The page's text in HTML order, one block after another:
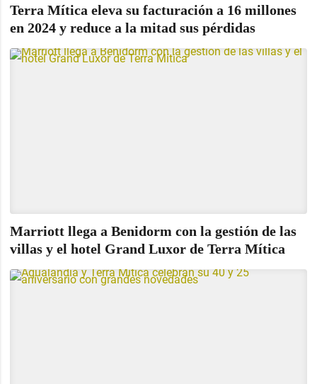
Terra Mítica eleva su facturación a 16 millones
en 2024 y reduce a la mitad sus pérdidas
Marriott llega a Benidorm con la gestión de las
villas y el hotel Grand Luxor de Terra Mítica